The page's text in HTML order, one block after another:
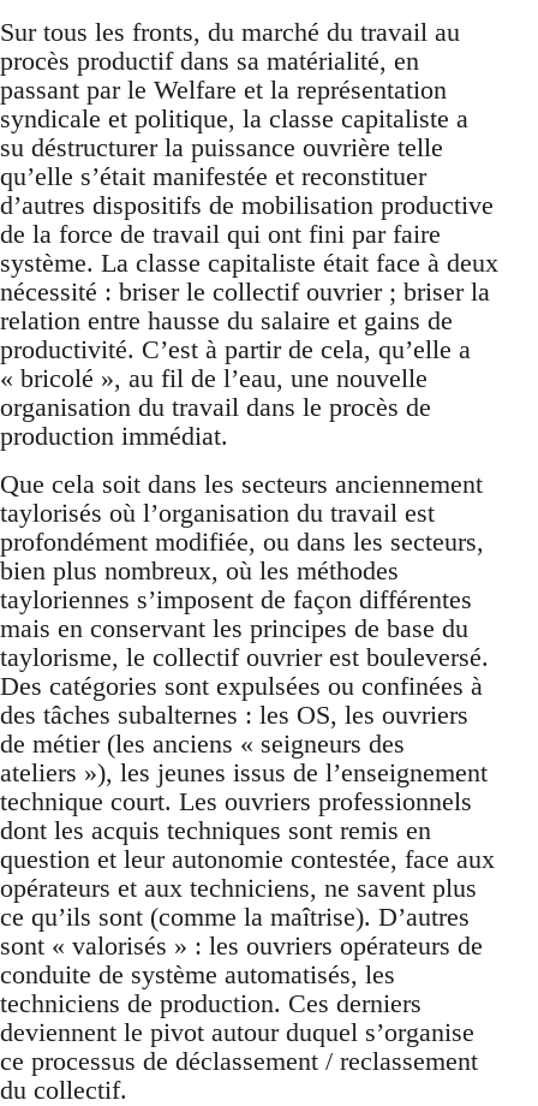
Sur tous les fronts, du marché du travail au
procès productif dans sa matérialité, en
passant par le Welfare et la représentation
syndicale et politique, la classe capitaliste a
su déstructurer la puissance ouvrière telle
qu’elle s’était manifestée et reconstituer
d’autres dispositifs de mobilisation productive
de la force de travail qui ont fini par faire
système. La classe capitaliste était face à deux
nécessité : briser le collectif ouvrier ; briser la
relation entre hausse du salaire et gains de
productivité. C’est à partir de cela, qu’elle a
« bricolé », au fil de l’eau, une nouvelle
organisation du travail dans le procès de
production immédiat.
Que cela soit dans les secteurs anciennement
taylorisés où l’organisation du travail est
profondément modifiée, ou dans les secteurs,
bien plus nombreux, où les méthodes
tayloriennes s’imposent de façon différentes
mais en conservant les principes de base du
taylorisme, le collectif ouvrier est bouleversé.
Des catégories sont expulsées ou confinées à
des tâches subalternes : les OS, les ouvriers
de métier (les anciens « seigneurs des
ateliers »), les jeunes issus de l’enseignement
technique court. Les ouvriers professionnels
dont les acquis techniques sont remis en
question et leur autonomie contestée, face aux
opérateurs et aux techniciens, ne savent plus
ce qu’ils sont (comme la maîtrise). D’autres
sont « valorisés » : les ouvriers opérateurs de
conduite de système automatisés, les
techniciens de production. Ces derniers
deviennent le pivot autour duquel s’organise
ce processus de déclassement / reclassement
du collectif.